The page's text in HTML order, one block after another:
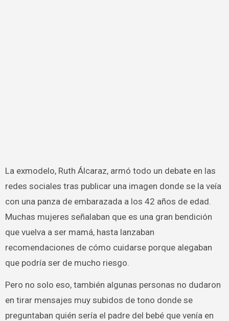
La exmodelo, Ruth Álcaraz, armó todo un debate en las
redes sociales tras publicar una imagen donde se la veía
con una panza de embarazada a los 42 años de edad.
Muchas mujeres señalaban que es una gran bendición
que vuelva a ser mamá, hasta lanzaban
recomendaciones de cómo cuidarse porque alegaban
que podría ser de mucho riesgo.
Pero no solo eso, también algunas personas no dudaron
en tirar mensajes muy subidos de tono donde se
preguntaban quién sería el padre del bebé que venía en